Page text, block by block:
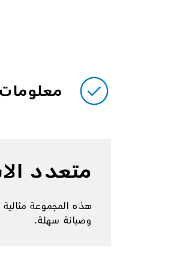
معلومات
متعدد
هذه المجموعة
وصيانة سهلة.